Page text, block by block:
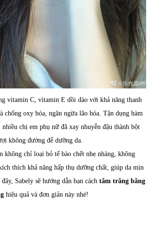
vitamin C, vitamin E dồi dào với khả năng thanh
chống oxy hóa, ngăn ngừa lão hóa. Tận dụng hàm
chị em phụ nữ đã xay nhuyễn đậu thành bột
không đường để dưỡng da.
không chỉ loại bỏ tế bào chết nhẹ nhàng, không
thích khả năng hấp thụ dưỡng chất, giúp da mịn
Sabely sẽ hướng dẫn bạn cách tắm trắng bằng
hiệu quả và đơn giản này nhé!